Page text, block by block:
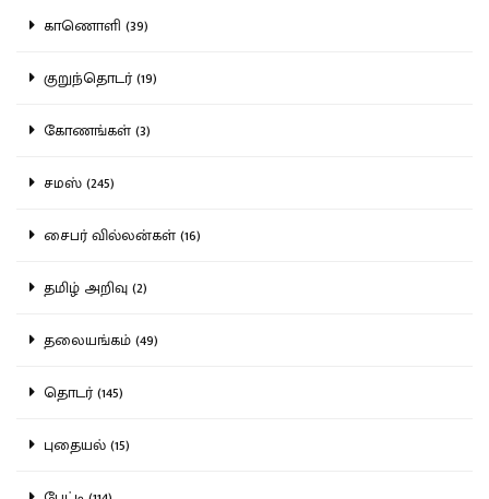
காணொளி (39)
குறுந்தொடர் (19)
கோணங்கள் (3)
சமஸ் (245)
சைபர் வில்லன்கள் (16)
தமிழ் அறிவு (2)
தலையங்கம் (49)
தொடர் (145)
புதையல் (15)